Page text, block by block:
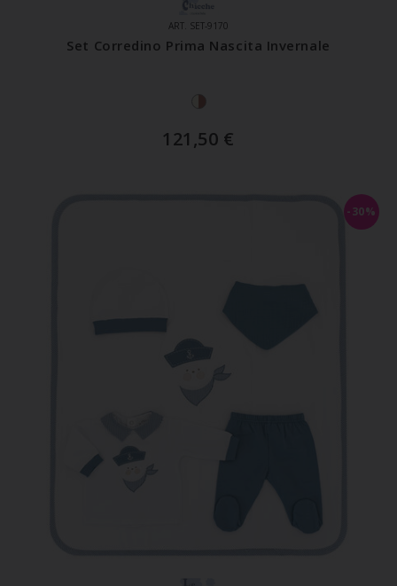
ART. SET-9170
Set Corredino Prima Nascita Invernale
121,50 €
-30%